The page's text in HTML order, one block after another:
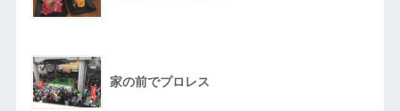
家の前でプロレス